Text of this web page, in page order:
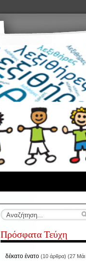
Πρόσφατα Τεύχη
δέκατο ένατο(10 άρθρα) (27 Μάι